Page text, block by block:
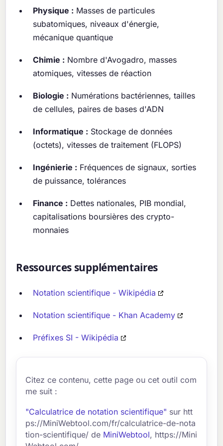
Physique : Masses de particules
subatomiques, niveaux d'énergie,
mécanique quantique
Chimie : Nombre d'Avogadro, masses
atomiques, vitesses de réaction
Biologie : Numérations bactériennes, tailles
de cellules, paires de bases d'ADN
Informatique : Stockage de données
(octets), vitesses de traitement (FLOPS)
Ingénierie : Fréquences de signaux, sorties
de puissance, tolérances
Finance : Dettes nationales, PIB mondial,
capitalisations boursières des crypto-
monnaies
Ressources supplémentaires
Notation scientifique - Wikipédia
Notation scientifique - Khan Academy
Préfixes SI - Wikipédia
Citez ce contenu, cette page ou cet outil com
me suit :
"Calculatrice de notation scientifique" sur htt
ps://MiniWebtool.com/fr/calculatrice-de-nota
tion-scientifique/ de MiniWebtool, https://Mini